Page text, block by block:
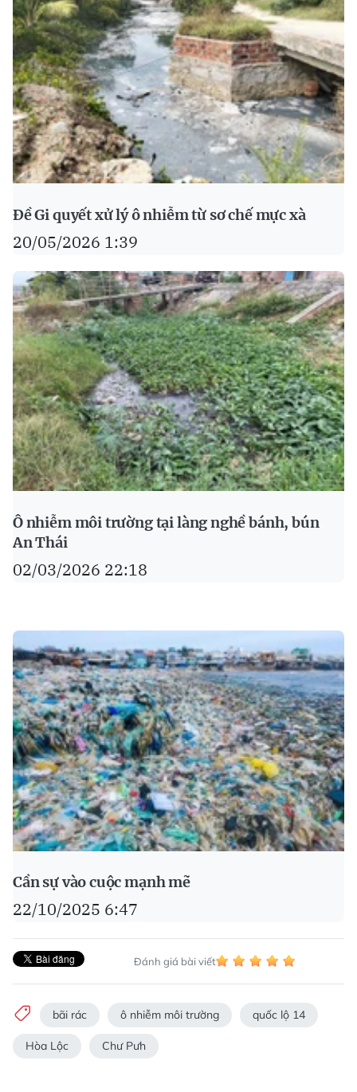
Đề Gi quyết xử lý ô nhiễm từ sơ chế mực xà
20/05/2026 1:39
Ô nhiễm môi trường tại làng nghề bánh, bún
An Thái
02/03/2026 22:18
Cần sự vào cuộc mạnh mẽ
22/10/2025 6:47
Đánh giá bài viết
bãi rác ô nhiễm môi trường quốc lộ 14
Hòa Lộc Chư Pưh